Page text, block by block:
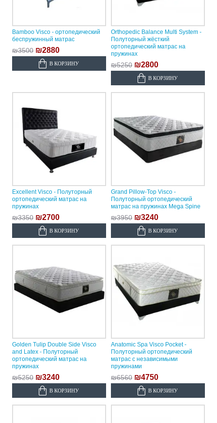
Bamboo Visco - ортопедический
беспружинный матрас
₪3500 ₪2880
В КОРЗИНУ
Orthopedic Balance Multi System -
Полуторный жёсткий
ортопедический матрас на
пружинах
₪5250 ₪2800
В КОРЗИНУ
Excellent Visco - Полуторный
ортопедический матрас на
пружинах
₪3350 ₪2700
В КОРЗИНУ
Grand Pillow-Top Visco -
Полуторный ортопедический
матрас на пружинах Mega Spine
₪3950 ₪3240
В КОРЗИНУ
Golden Tulip Double Side Visco
and Latex - Полуторный
ортопедический матрас на
пружинах
₪5250 ₪3240
В КОРЗИНУ
Anatomic Spa Visco Pocket -
Полуторный ортопедический
матрас с независимыми
пружинами
₪6560 ₪4750
В КОРЗИНУ